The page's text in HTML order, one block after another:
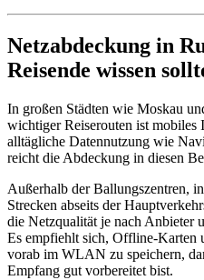
Netzabdeckung in
Reisende wissen
In großen Städten wie Moskau
wichtiger Reiserouten ist mobiles
alltägliche Datennutzung wie
reicht die Abdeckung in diesen
Außerhalb der Ballungszentren,
Strecken abseits der
die Netzqualität je nach Anbieter
Es empfiehlt sich, Offline-Karten
vorab im WLAN zu speichern,
Empfang gut vorbereitet bist.